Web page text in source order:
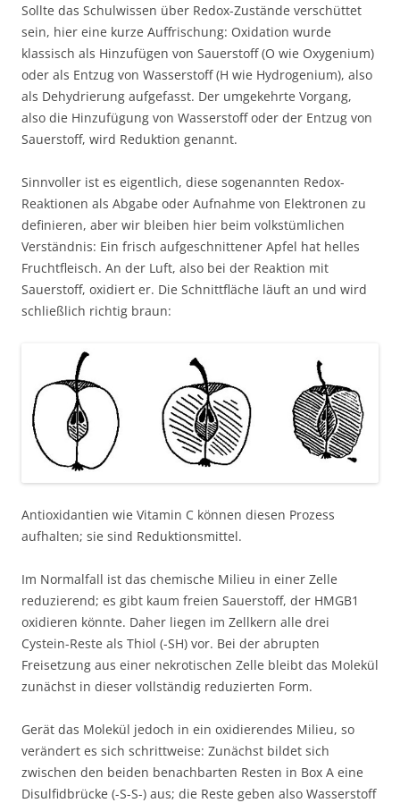
Sollte das Schulwissen über Redox-Zustände verschüttet
sein, hier eine kurze Auffrischung: Oxidation wurde
klassisch als Hinzufügen von Sauerstoff (O wie Oxygenium)
oder als Entzug von Wasserstoff (H wie Hydrogenium), also
als Dehydrierung aufgefasst. Der umgekehrte Vorgang,
also die Hinzufügung von Wasserstoff oder der Entzug von
Sauerstoff, wird Reduktion genannt.
Sinnvoller ist es eigentlich, diese sogenannten Redox-
Reaktionen als Abgabe oder Aufnahme von Elektronen zu
definieren, aber wir bleiben hier beim volkstümlichen
Verständnis: Ein frisch aufgeschnittener Apfel hat helles
Fruchtfleisch. An der Luft, also bei der Reaktion mit
Sauerstoff, oxidiert er. Die Schnittfläche läuft an und wird
schließlich richtig braun:
Antioxidantien wie Vitamin C können diesen Prozess
aufhalten; sie sind Reduktionsmittel.
Im Normalfall ist das chemische Milieu in einer Zelle
reduzierend; es gibt kaum freien Sauerstoff, der HMGB1
oxidieren könnte. Daher liegen im Zellkern alle drei
Cystein-Reste als Thiol (-SH) vor. Bei der abrupten
Freisetzung aus einer nekrotischen Zelle bleibt das Molekül
zunächst in dieser vollständig reduzierten Form.
Gerät das Molekül jedoch in ein oxidierendes Milieu, so
verändert es sich schrittweise: Zunächst bildet sich
zwischen den beiden benachbarten Resten in Box A eine
Disulfidbrücke (-S-S-) aus; die Reste geben also Wasserstoff